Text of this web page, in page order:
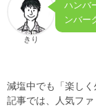
きり
ハンバ
ンバー
減塩中でも「楽し
記事では、人気フ